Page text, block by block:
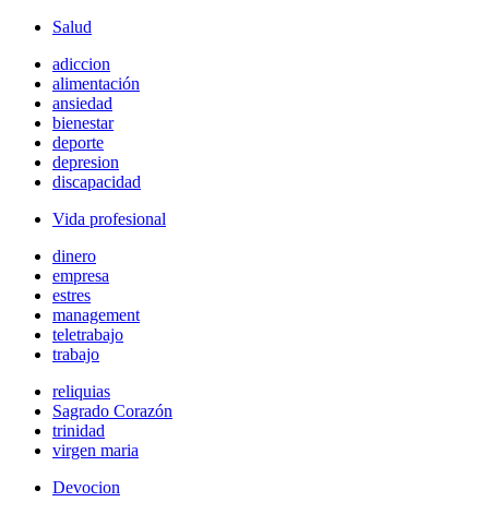
Salud
adiccion
alimentación
ansiedad
bienestar
deporte
depresion
discapacidad
Vida profesional
dinero
empresa
estres
management
teletrabajo
trabajo
reliquias
Sagrado Corazón
trinidad
virgen maria
Devocion